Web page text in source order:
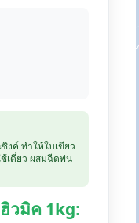
งค์ ทำให้ใบเขียว
เดี่ยว ผสมฉีดพ่น
วมิค 1kg: